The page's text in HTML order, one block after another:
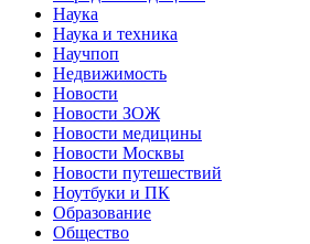
Наука
Наука и техника
Научпоп
Недвижимость
Новости
Новости ЗОЖ
Новости медицины
Новости Москвы
Новости путешествий
Ноутбуки и ПК
Образование
Общество